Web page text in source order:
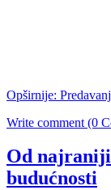
Opširnije:
Write comment (0
Od
budućnosti